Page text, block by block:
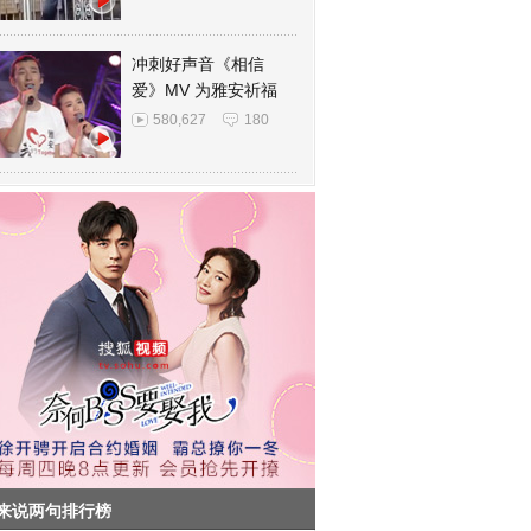
冲刺好声音《相信
爱》MV 为雅安祈福
580,627 180
说两句排行榜